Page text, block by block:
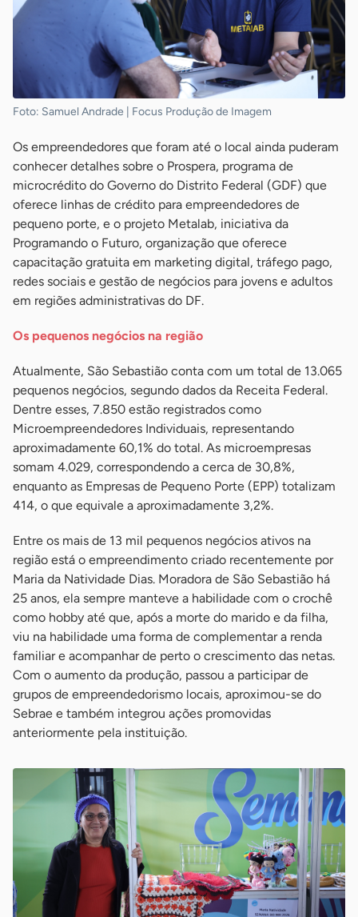
Foto: Samuel Andrade | Focus Produção de Imagem
Os empreendedores que foram até o local ainda puderam
conhecer detalhes sobre o Prospera, programa de
microcrédito do Governo do Distrito Federal (GDF) que
oferece linhas de crédito para empreendedores de
pequeno porte, e o projeto Metalab, iniciativa da
Programando o Futuro, organização que oferece
capacitação gratuita em marketing digital, tráfego pago,
redes sociais e gestão de negócios para jovens e adultos
em regiões administrativas do DF.
Os pequenos negócios na região
Atualmente, São Sebastião conta com um total de 13.065
pequenos negócios, segundo dados da Receita Federal.
Dentre esses, 7.850 estão registrados como
Microempreendedores Individuais, representando
aproximadamente 60,1% do total. As microempresas
somam 4.029, correspondendo a cerca de 30,8%,
enquanto as Empresas de Pequeno Porte (EPP) totalizam
414, o que equivale a aproximadamente 3,2%.
Entre os mais de 13 mil pequenos negócios ativos na
região está o empreendimento criado recentemente por
Maria da Natividade Dias. Moradora de São Sebastião há
25 anos, ela sempre manteve a habilidade com o crochê
como hobby até que, após a morte do marido e da filha,
viu na habilidade uma forma de complementar a renda
familiar e acompanhar de perto o crescimento das netas.
Com o aumento da produção, passou a participar de
grupos de empreendedorismo locais, aproximou-se do
Sebrae e também integrou ações promovidas
anteriormente pela instituição.